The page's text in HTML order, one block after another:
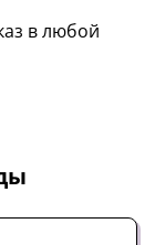
в любой